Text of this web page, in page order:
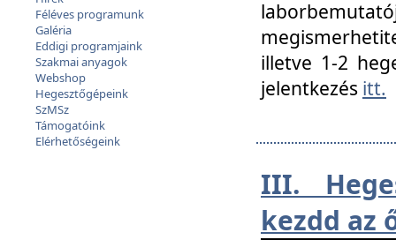
Féléves programunk
Galéria
Eddigi programjaink
Szakmai anyagok
Webshop
Hegesztőgépeink
SzMSz
Támogatóink
Elérhetőségeink
illetve 1-2
jelentkezés itt.
III.
kezdd az